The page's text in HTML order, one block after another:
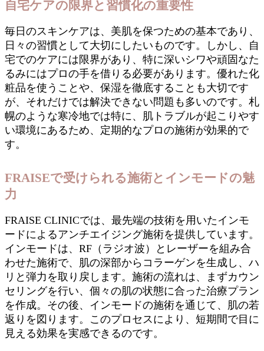
自宅ケアの限界と習慣化の重要性
毎日のスキンケアは、美肌を保つための基本であり、
日々の習慣として大切にしたいものです。しかし、自
宅でのケアには限界があり、特に深いシワや頑固なた
るみにはプロの手を借りる必要があります。優れた化
粧品を使うことや、保湿を徹底することも大切です
が、それだけでは解決できない問題も多いのです。札
幌のような寒冷地では特に、肌トラブルが起こりやす
い環境にあるため、定期的なプロの施術が効果的で
す。
FRAISEで受けられる施術とインモードの魅
力
FRAISE CLINICでは、最先端の技術を用いたインモ
ードによるアンチエイジング施術を提供しています。
インモードは、RF（ラジオ波）とレーザーを組み合
わせた施術で、肌の深部からコラーゲンを生成し、ハ
リと弾力を取り戻します。施術の流れは、まずカウン
セリングを行い、個々の肌の状態に合った治療プラン
を作成。その後、インモードの施術を通じて、肌の若
返りを図ります。このプロセスにより、短期間で目に
見える効果を実感できるのです。